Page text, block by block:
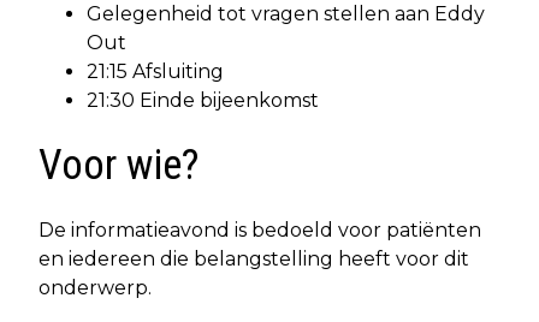
Gelegenheid tot vragen stellen aan Eddy
Out
21:15 Afsluiting
21:30 Einde bijeenkomst
Voor wie?
De informatieavond is bedoeld voor patiënten
en iedereen die belangstelling heeft voor dit
onderwerp.